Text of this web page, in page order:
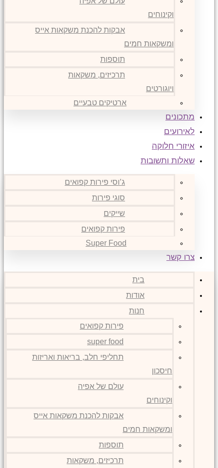
וקינוחים
אבקות להכנת משקאות אייס
ומשקאות חמים
תוספות
תרכיזים, משקאות
ויוגורטים
ארטיקים טבעיים
מתכונים
לאירועים
איזורי חלוקה
שאלות ותשובות
ג’וסי פירות קפואים
סוגי פירות
שייקים
פירות קפואים
Super Food
צרו קשר
בית
אודות
חנות
פירות קפואים
super food
תחליפי חלב, בריאות ואריזות
חיסכון
עולם של אפיה
וקינוחים
אבקות להכנת משקאות אייס
ומשקאות חמים
תוספות
תרכיזים, משקאות